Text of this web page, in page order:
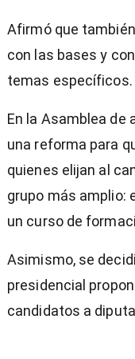
Afirmó que
con las bases y
temas específicos.
En la Asamblea de
una reforma para
quienes elijan al
grupo más amplio:
un curso de
Asimismo, se
presidencial
candidatos a